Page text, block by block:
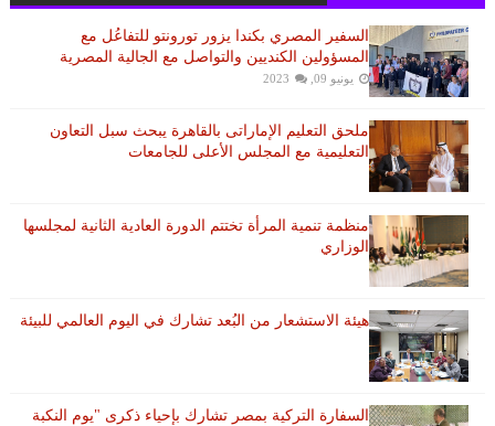
السفير المصري بكندا يزور تورونتو للتفاعُل مع
المسؤولين الكنديين والتواصل مع الجالية المصرية
يونيو 09, 2023
ملحق التعليم الإماراتى بالقاهرة يبحث سبل التعاون
التعليمية مع المجلس الأعلى للجامعات
منظمة تنمية المرأة تختتم الدورة العادية الثانية لمجلسها
الوزاري
هيئة الاستشعار من البُعد تشارك في اليوم العالمي للبيئة
السفارة التركية بمصر تشارك بإحياء ذكرى "يوم النكبة